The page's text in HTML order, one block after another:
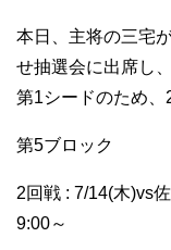
本日、主将の三宅
せ抽選会に出席し
第1シードのため、
第5ブロック
2回戦 : 7/14(木)vs
9:00～